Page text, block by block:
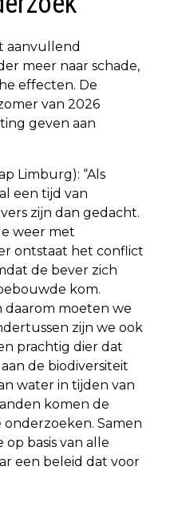
aanvullend
meer naar schade,
effecten. De
van 2026
geven aan
Limburg): “Als
een tijd van
zijn dan gedacht.
weer met
ontstaat het conflict
de bever zich
kom.
daarom moeten we
zijn we ook
prachtig dier dat
de biodiversiteit
water in tijden van
komen de
Samen
basis van alle
een beleid dat voor